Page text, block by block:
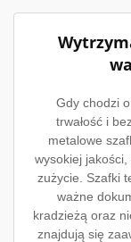
Gdy chodzi
trwałość i
metalowe
wysokiej
zużycie. Szafki
ważne
kradzieżą oraz
znajdują się